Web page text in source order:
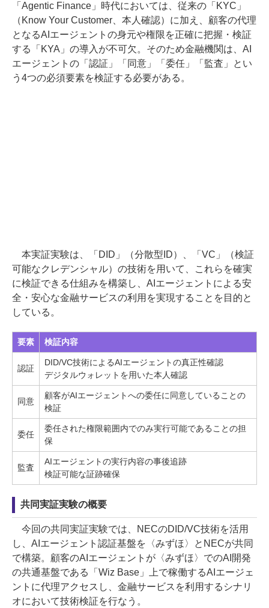
「Agentic Finance」時代においては、従来の「KYC」
（Know Your Customer、本人確認）に加え、顧客の代理
となるAIエージェントの身元や権限を正確に把握・検証
する「KYA」の導入が不可欠。そのため金融機関は、AI
エージェントの「認証」「同意」「委任」「監査」とい
う4つの必須要素を検証する必要がある。
本実証実験は、「DID」（分散型ID）、「VC」（検証
可能なクレデンシャル）の技術を用いて、これらを確実
に検証できる仕組みを構築し、AIエージェントによる安
全・安心な金融サービスの利用を実現することを目的と
している。
要素 検証内容
認証
DID/VC技術によるAIエージェントの真正性確認
デジタルウォレットを用いた本人確認
同意
顧客がAIエージェントへの委任に同意していることの
検証
委任
委任された権限範囲内でのみ実行可能であることの担
保
監査
AIエージェントの実行内容の事後追跡
検証可能な証跡確保
共同実証実験の概要
今回の共同実証実験では、NECのDID/VC技術を活用
し、AIエージェント認証基盤を〈みずほ〉とNECが共同
で構築。顧客のAIエージェントが〈みずほ〉でのAI開発
の共通基盤である「Wiz Base」上で稼働するAIエージェ
ントに代理アクセスし、金融サービスを利用するシナリ
オにおいて技術検証を行なう。